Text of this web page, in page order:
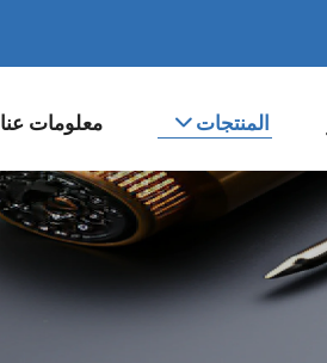
المنتجات معلومات عنا